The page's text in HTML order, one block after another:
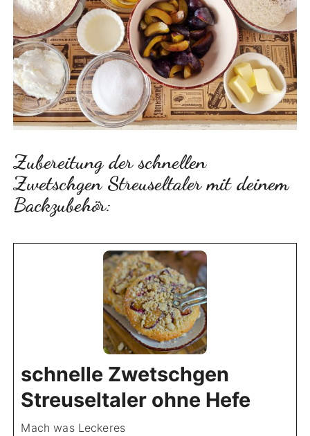
Zubereitung der schnellen
Zwetschgen Streuseltaler mit deinem
Backzubehör:
schnelle Zwetschgen
Streuseltaler ohne Hefe
Mach was Leckeres